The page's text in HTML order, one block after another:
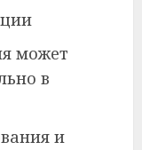
может
в
и